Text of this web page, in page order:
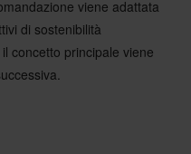
viene adattata
di sostenibilità
concetto principale viene